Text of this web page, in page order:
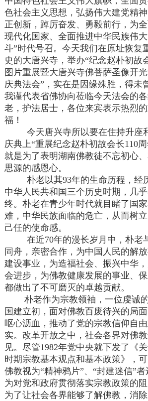
色社会主义思想，弘扬伟大建党精
正创新，踔厉奋发、勇毅前行，为
现代化国家、全面推进中华民族伟
斗”时代号召。今天我们在原址恢复
史的大唐兴寺，举办“纪念赵朴初故
图片重展暨大唐兴寺佛菩萨圣像开
庆典法会”，实在是因缘殊胜，得未
我谨代表省佛协向莅临今天法会的
老，护法居士，各位来宾表示热烈
福！
今天唐兴寺所以要在住持升座
庆典上“重展纪念赵朴初故会长110周
就是为了表明湖南佛教徒不忘初心
思源的感恩心。
朴老以其93年的生命历程，经
中华人民共和国三个历史时期，几
终。朴老在青少年时代就目睹了国
难，中华民族面临的危亡，从而树
己任的使命感。
在近70年的漫长岁月中，朴老
同舟，亲密合作，为中国人民的解
建设事业，为造福社会、振兴中华
会进步，为佛教健康发展的事业、保
都做出了不可磨灭的卓越贡献。
朴老作为宗教领袖，一位虔诚的
国建立初，面对佛教百废待兴的局面
呕心沥血，推动了党的宗教信仰自
实。改革开放之中，社会各界对佛
见。尽管1982年党中央就下发了《
时期宗教基本观点和基本政策》，
佛教视为“精神鸦片”、“封建迷信”
为对党和政府贯彻落实宗教政策的
为了让社会各界能够了解佛教，消除